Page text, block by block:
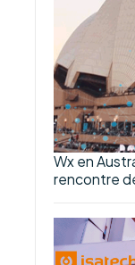
Wx en
rencontre